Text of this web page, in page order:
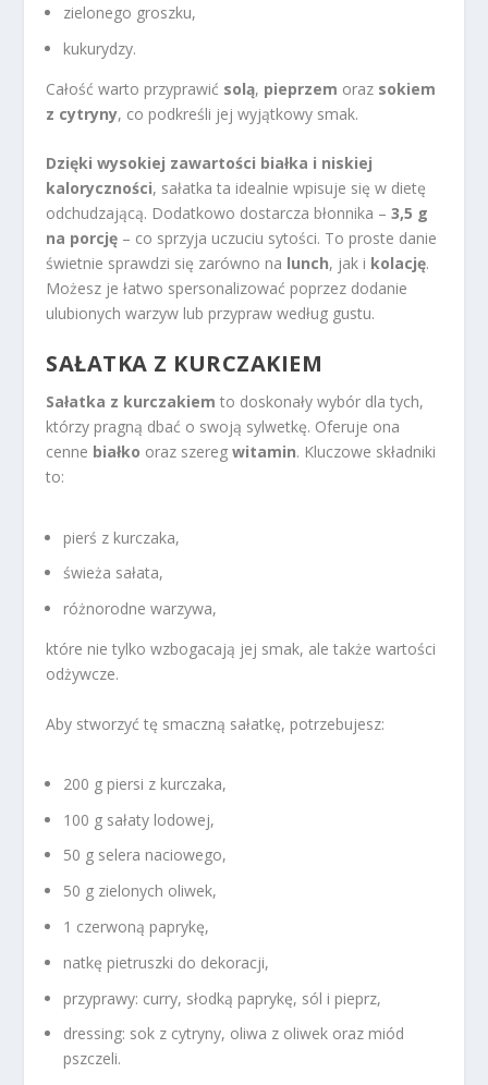
zielonego groszku,
kukurydzy.
Całość warto przyprawić solą, pieprzem oraz sokiem
z cytryny, co podkreśli jej wyjątkowy smak.
Dzięki wysokiej zawartości białka i niskiej
kaloryczności, sałatka ta idealnie wpisuje się w dietę
odchudzającą. Dodatkowo dostarcza błonnika –3,5 g
na porcję – co sprzyja uczuciu sytości. To proste danie
świetnie sprawdzi się zarówno na lunch, jak i kolację.
Możesz je łatwo spersonalizować poprzez dodanie
ulubionych warzyw lub przypraw według gustu.
SAŁATKA Z KURCZAKIEM
Sałatka z kurczakiem to doskonały wybór dla tych,
którzy pragną dbać o swoją sylwetkę. Oferuje ona
cenne białko oraz szeregwitamin. Kluczowe składniki
to:
pierś z kurczaka,
świeża sałata,
różnorodne warzywa,
które nie tylko wzbogacają jej smak, ale także wartości
odżywcze.
Aby stworzyć tę smaczną sałatkę, potrzebujesz:
200 g piersi z kurczaka,
100 g sałaty lodowej,
50 g selera naciowego,
50 g zielonych oliwek,
1 czerwoną paprykę,
natkę pietruszki do dekoracji,
przyprawy: curry, słodką paprykę, sól i pieprz,
dressing: sok z cytryny, oliwa z oliwek oraz miód
pszczeli.